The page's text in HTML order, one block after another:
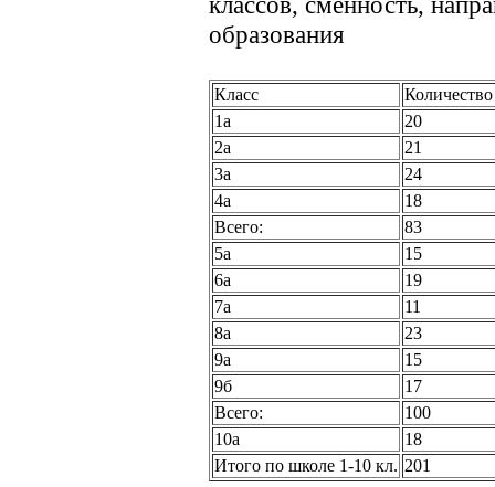
образования
Класс
1а
20
2а
21
3а
24
4а
18
Всего:
83
5а
15
6а
19
7а
11
8а
23
9а
15
9б
17
Всего:
100
10а
18
Итого по школе 1-10 кл. 201